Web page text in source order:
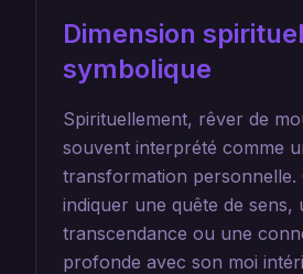
Dimension
symbolique
Spirituellement, rêver de
souvent interprété comme
transformation personnelle.
indiquer une quête de sens,
transcendance ou une
profonde avec son moi